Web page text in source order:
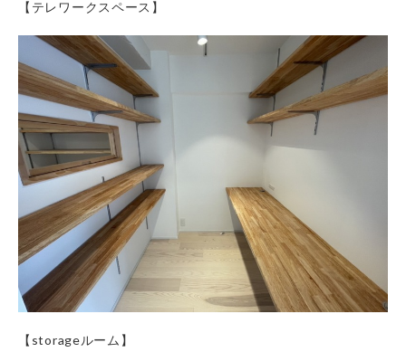
【テレワークスペース】
【storageルーム】